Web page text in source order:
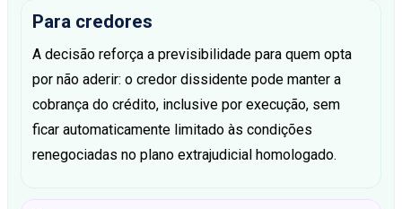
Para credores
A decisão reforça a previsibilidade para quem opta
por não aderir: o credor dissidente pode manter a
cobrança do crédito, inclusive por execução, sem
ficar automaticamente limitado às condições
renegociadas no plano extrajudicial homologado.